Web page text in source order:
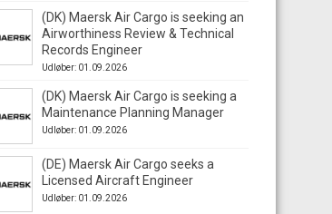
(DK) Maersk Air Cargo is seeking an
Airworthiness Review & Technical
Records Engineer
Udløber: 01.09.2026
(DK) Maersk Air Cargo is seeking a
Maintenance Planning Manager
Udløber: 01.09.2026
(DE) Maersk Air Cargo seeks a
Licensed Aircraft Engineer
Udløber: 01.09.2026